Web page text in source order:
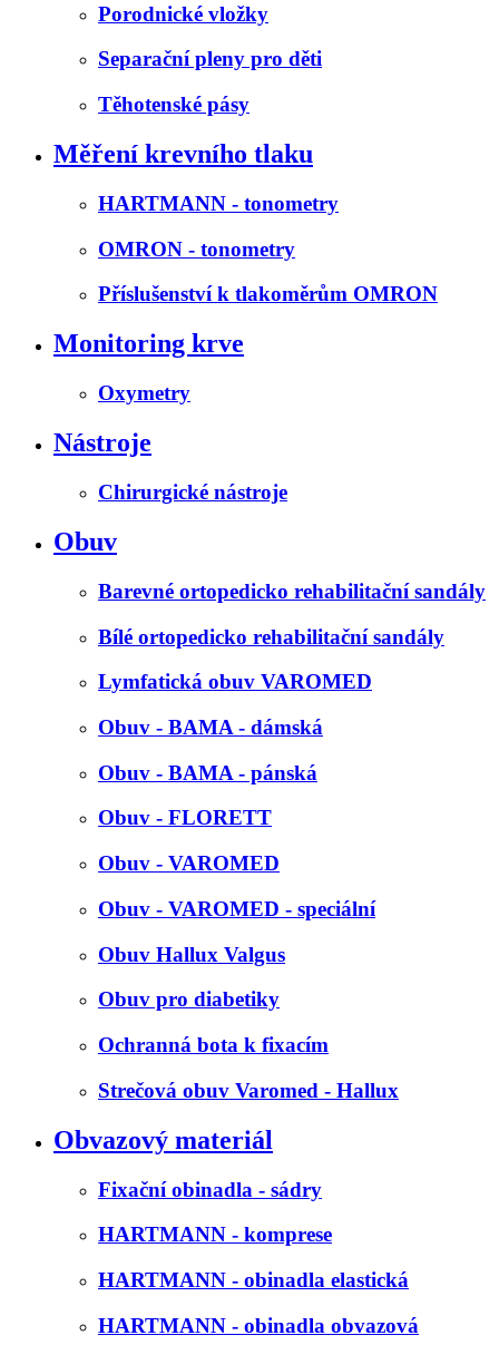
Porodnické vložky
Separační pleny pro děti
Těhotenské pásy
Měření krevního tlaku
HARTMANN - tonometry
OMRON - tonometry
Příslušenství k tlakoměrům OMRON
Monitoring krve
Oxymetry
Nástroje
Chirurgické nástroje
Obuv
Barevné ortopedicko rehabilitační sandály
Bílé ortopedicko rehabilitační sandály
Lymfatická obuv VAROMED
Obuv - BAMA - dámská
Obuv - BAMA - pánská
Obuv - FLORETT
Obuv - VAROMED
Obuv - VAROMED - speciální
Obuv Hallux Valgus
Obuv pro diabetiky
Ochranná bota k fixacím
Strečová obuv Varomed - Hallux
Obvazový materiál
Fixační obinadla - sádry
HARTMANN - komprese
HARTMANN - obinadla elastická
HARTMANN - obinadla obvazová